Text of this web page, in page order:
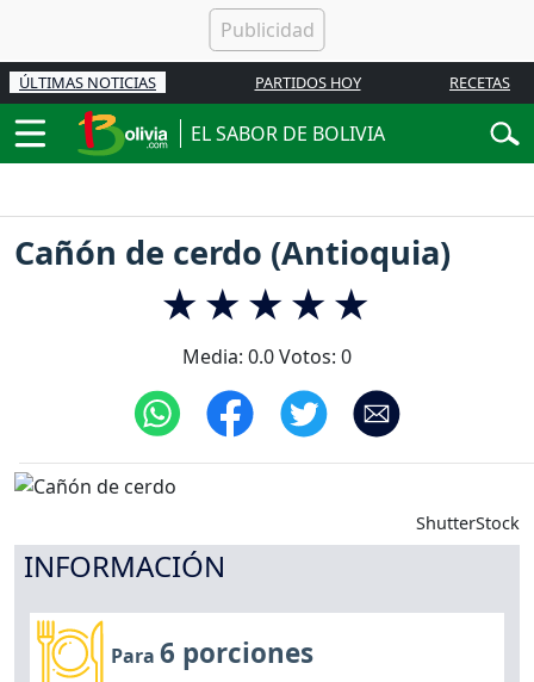
ÚLTIMAS NOTICIAS PARTIDOS HOY RECETAS
EL SABOR DE BOLIVIA
Cañón de cerdo (Antioquia)
Media: 0.0Votos: 0
ShutterStock
INFORMACIÓN
Para6 porciones